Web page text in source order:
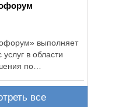
выполняет
в области
по
все